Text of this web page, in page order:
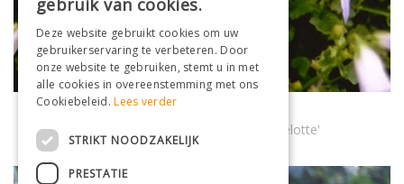
Campanula portenschlagiana 'Lieselotte'
gebruik van cookies.
Deze website gebruikt cookies om uw
gebruikerservaring te verbeteren. Door
onze website te gebruiken, stemt u in met
alle cookies in overeenstemming met ons
Cookiebeleid.Lees verder
STRIKT NOODZAKELIJK
PRESTATIE